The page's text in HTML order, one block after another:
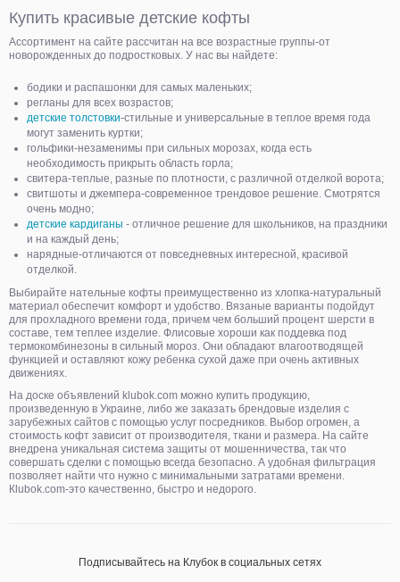
Купить красивые детские кофты
Ассортимент на сайте рассчитан на все возрастные группы-от
новорожденных до подростковых. У нас вы найдете:
бодики и распашонки для самых маленьких;
регланы для всех возрастов;
детские толстовки-стильные и универсальные в теплое время года
могут заменить куртки;
гольфики-незаменимы при сильных морозах, когда есть
необходимость прикрыть область горла;
свитера-теплые, разные по плотности, с различной отделкой ворота;
свитшоты и джемпера-современное трендовое решение. Смотрятся
очень модно;
детские кардиганы - отличное решение для школьников, на праздники
и на каждый день;
нарядные-отличаются от повседневных интересной, красивой
отделкой.
Выбирайте нательные кофты преимущественно из хлопка-натуральный
материал обеспечит комфорт и удобство. Вязаные варианты подойдут
для прохладного времени года, причем чем больший процент шерсти в
составе, тем теплее изделие. Флисовые хороши как поддевка под
термокомбинезоны в сильный мороз. Они обладают влагоотводящей
функцией и оставляют кожу ребенка сухой даже при очень активных
движениях.
На доске объявлений klubok.com можно купить продукцию,
произведенную в Украине, либо же заказать брендовые изделия с
зарубежных сайтов с помощью услуг посредников. Выбор огромен, а
стоимость кофт зависит от производителя, ткани и размера. На сайте
внедрена уникальная система защиты от мошенничества, так что
совершать сделки с помощью всегда безопасно. А удобная фильтрация
позволяет найти что нужно с минимальными затратами времени.
Кlubok.com-это качественно, быстро и недорого.
Подписывайтесь на Клубок в социальных сетях